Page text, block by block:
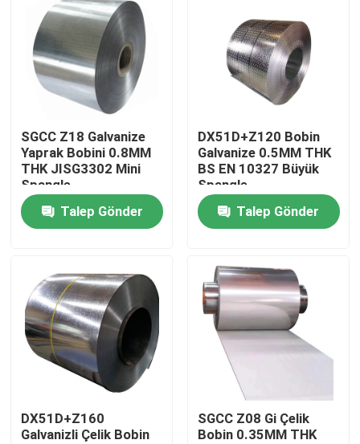
Ürün
Videolar
Bizim Hakkımızda
Fabrika turu
Kalite Kontrolü
Bizimle İletişim
Haberler
Paslanmaz Çelik Sac Levha
304 Paslanmaz Sac
SGCC Z18 Galvanize
Yaprak Bobini 0.8MM
THK JISG3302 Mini
Spangle
Talep Gönder
DX51D+Z120 Bobin
Galvanize 0.5MM THK
BS EN 10327 Büyük
Spangle
Talep Gönder
DX51D+Z160
Galvanizli Çelik Bobin
SGCC Z08 Gi Çelik
Bobin 0.35MM THK